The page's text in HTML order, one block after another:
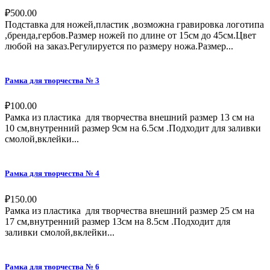
₽500.00
Подставка для ножей,пластик ,возможна гравировка логотипа
,бренда,гербов.Размер ножей по длине от 15см до 45см.Цвет
любой на заказ.Регулируется по размеру ножа.Размер...
Рамка для творчества № 3
₽100.00
Рамка из пластика для творчества внешний размер 13 см на
10 см,внутренний размер 9см на 6.5см .Подходит для заливки
смолой,вклейки...
Рамка для творчества № 4
₽150.00
Рамка из пластика для творчества внешний размер 25 см на
17 см,внутренний размер 13см на 8.5см .Подходит для
заливки смолой,вклейки...
Рамка для творчества № 6